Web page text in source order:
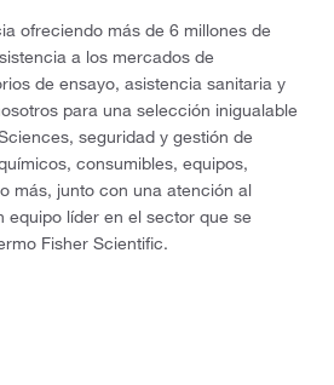
ofreciendo más de 6 millones de
a los mercados de
de ensayo, asistencia sanitaria y
para una selección inigualable
seguridad y gestión de
consumibles, equipos,
más, junto con una atención al
líder en el sector que se
Fisher Scientific.